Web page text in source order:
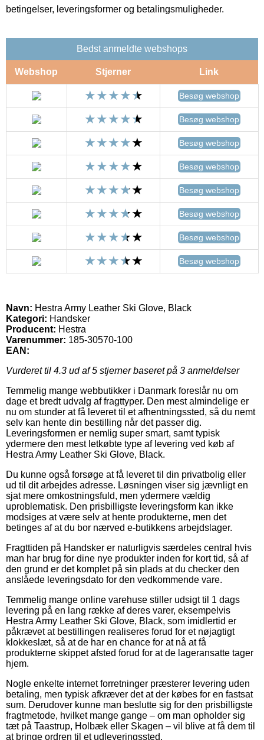
betingelser, leveringsformer og betalingsmuligheder.
Bedst anmeldte webshops
Webshop Stjerner Link
Besøg webshop
Besøg webshop
Besøg webshop
Besøg webshop
Besøg webshop
Besøg webshop
Besøg webshop
Besøg webshop
Navn: Hestra Army Leather Ski Glove, Black
Kategori: Handsker
Producent: Hestra
Varenummer: 185-30570-100
EAN:
Vurderet til 4.3 ud af 5 stjerner baseret på 3 anmeldelser
Temmelig mange webbutikker i Danmark foreslår nu om
dage et bredt udvalg af fragttyper. Den mest almindelige er
nu om stunder at få leveret til et afhentningssted, så du nemt
selv kan hente din bestilling når det passer dig.
Leveringsformen er nemlig super smart, samt typisk
ydermere den mest letkøbte type af levering ved køb af
Hestra Army Leather Ski Glove, Black.
Du kunne også forsøge at få leveret til din privatbolig eller
ud til dit arbejdes adresse. Løsningen viser sig jævnligt en
sjat mere omkostningsfuld, men ydermere vældig
uproblematisk. Den prisbilligste leveringsform kan ikke
modsiges at være selv at hente produkterne, men det
betinges af at du bor nærved e-butikkens arbejdslager.
Fragttiden på Handsker er naturligvis særdeles central hvis
man har brug for dine nye produkter inden for kort tid, så af
den grund er det komplet på sin plads at du checker den
anslåede leveringsdato for den vedkommende vare.
Temmelig mange online varehuse stiller udsigt til 1 dags
levering på en lang række af deres varer, eksempelvis
Hestra Army Leather Ski Glove, Black, som imidlertid er
påkrævet at bestillingen realiseres forud for et nøjagtigt
klokkeslæt, så at de har en chance for at nå at få
produkterne skippet afsted forud for at de lageransatte tager
hjem.
Nogle enkelte internet forretninger præsterer levering uden
betaling, men typisk afkræver det at der købes for en fastsat
sum. Derudover kunne man beslutte sig for den prisbilligste
fragtmetode, hvilket mange gange – om man opholder sig
tæt på Taastrup, Holbæk eller Skagen – vil blive at få dem til
at bringe ordren til et udleveringssted.